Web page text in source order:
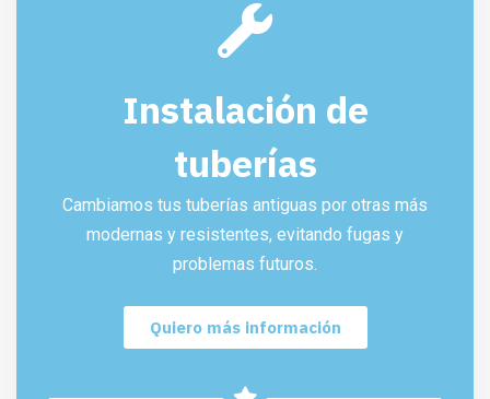
Instalación de
tuberías
Cambiamos tus tuberías antiguas por otras más
modernas y resistentes, evitando fugas y
problemas futuros.
Quiero más información